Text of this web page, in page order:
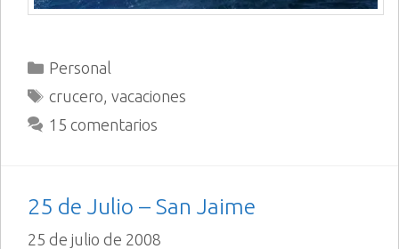
Categorías
Personal
Etiquetas
crucero vacaciones
15 comentarios
25 de Julio – San Jaime
25 de julio de 2008